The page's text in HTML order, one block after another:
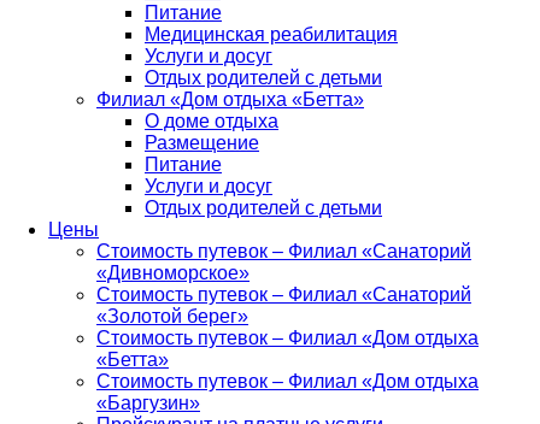
Питание
Медицинская реабилитация
Услуги и досуг
Отдых родителей с детьми
Филиал «Дом отдыха «Бетта»
О доме отдыха
Размещение
Питание
Услуги и досуг
Отдых родителей с детьми
Цены
Стоимость путевок – Филиал «Санаторий
«Дивноморское»
Стоимость путевок – Филиал «Санаторий
«Золотой берег»
Стоимость путевок – Филиал «Дом отдыха
«Бетта»
Стоимость путевок – Филиал «Дом отдыха
«Баргузин»